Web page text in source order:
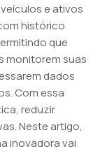
e ativos
histórico
que
monitorem suas
dados
Com essa
reduzir
Neste artigo,
inovadora vai